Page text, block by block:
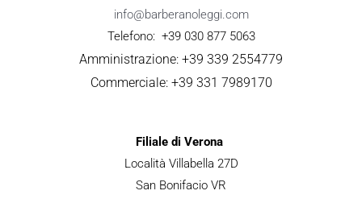
info@barberanoleggi.com
Telefono: +39 030 877 5063
Amministrazione: +39 339 2554779
Commerciale: +39 331 7989170
Filiale di Verona
Località Villabella 27D
San Bonifacio VR